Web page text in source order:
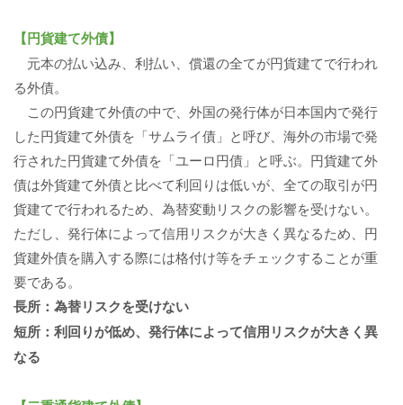
【円貨建て外債】
元本の払い込み、利払い、償還の全てが円貨建てで行われ
る外債。
この円貨建て外債の中で、外国の発行体が日本国内で発行
した円貨建て外債を「サムライ債」と呼び、海外の市場で発
行された円貨建て外債を「ユーロ円債」と呼ぶ。円貨建て外
債は外貨建て外債と比べて利回りは低いが、全ての取引が円
貨建てで行われるため、為替変動リスクの影響を受けない。
ただし、発行体によって信用リスクが大きく異なるため、円
貨建外債を購入する際には格付け等をチェックすることが重
要である。
長所：為替リスクを受けない
短所：利回りが低め、発行体によって信用リスクが大きく異
なる